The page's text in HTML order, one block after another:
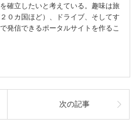
確立したいと考えている。趣味は旅
０カ国ほど）、ドライブ、そしてす
発信できるポータルサイトを作るこ
次の記事